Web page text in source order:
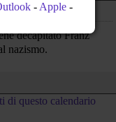
Nagasaki
decapitato Franz
nazismo.
di questo calendario
- Apple-